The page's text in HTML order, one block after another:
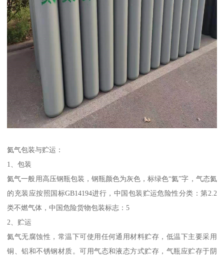
氦气包装与贮运：
1、包装
氦气一般用高压钢瓶包装，钢瓶颜色为灰色，标绿色“氦”字，气态氦
的充装应按照国标GB14194进行，中国包装贮运危险性分类：第2.2
类不燃气体，中国危险货物包装标志：5
2、贮运
氦气无腐蚀性，常温下可使用任何通用材料贮存，低温下主要采用
铜、铝和不锈钢材质。可用气态和液态方式贮存，气瓶应贮存于阴